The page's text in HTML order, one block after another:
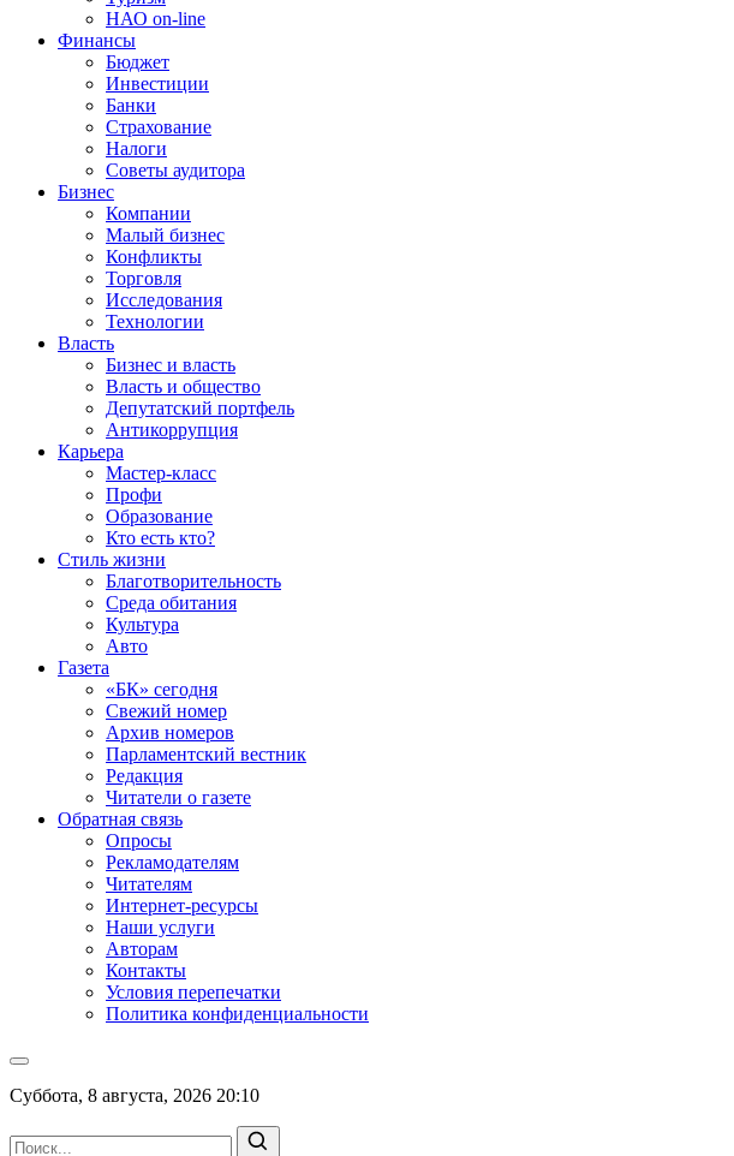
НАО on-line
Финансы
Бюджет
Инвестиции
Банки
Страхование
Налоги
Советы аудитора
Бизнес
Компании
Малый бизнес
Конфликты
Торговля
Исследования
Технологии
Власть
Бизнес и власть
Власть и общество
Депутатский портфель
Антикоррупция
Карьера
Мастер-класс
Профи
Образование
Кто есть кто?
Стиль жизни
Благотворительность
Среда обитания
Культура
Авто
Газета
«БК» сегодня
Свежий номер
Архив номеров
Парламентский вестник
Редакция
Читатели о газете
Обратная связь
Опросы
Рекламодателям
Читателям
Интернет-ресурсы
Наши услуги
Авторам
Контакты
Условия перепечатки
Политика конфиденциальности
Суббота, 8 августа, 2026 20:10